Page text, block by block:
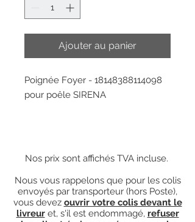
Ajouter au panier
Poignée Foyer - 18148388114098
pour poêle SIRENA
Nos prix sont affichés TVA incluse.
Nous vous rappelons que pour les colis
envoyés par transporteur (hors Poste),
vous devez ouvrir votre colis devant le
livreuret, s'il est endommagé, refuser